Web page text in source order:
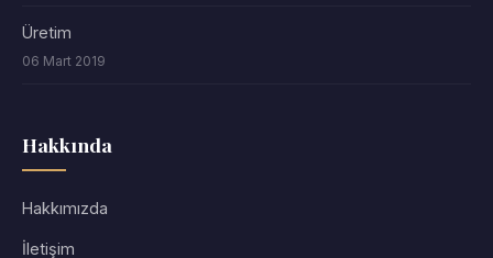
Üretim
06 Mart 2019
Hakkında
Hakkımızda
İletişim